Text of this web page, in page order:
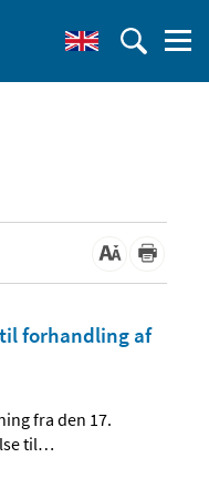
forhandling af
fra den 17.
til…